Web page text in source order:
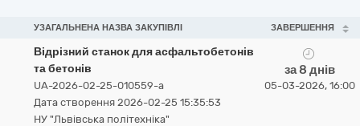
УЗАГАЛЬНЕНА НАЗВА ЗАКУПІВЛІ ЗАВЕРШЕННЯ
Відрізний станок для асфальтобетонів
та бетонів
UA-2026-02-25-010559-a
Дата створення 2026-02-25 15:35:53
НУ "Львівська політехніка"
за 8 днів
05-03-2026, 16:00